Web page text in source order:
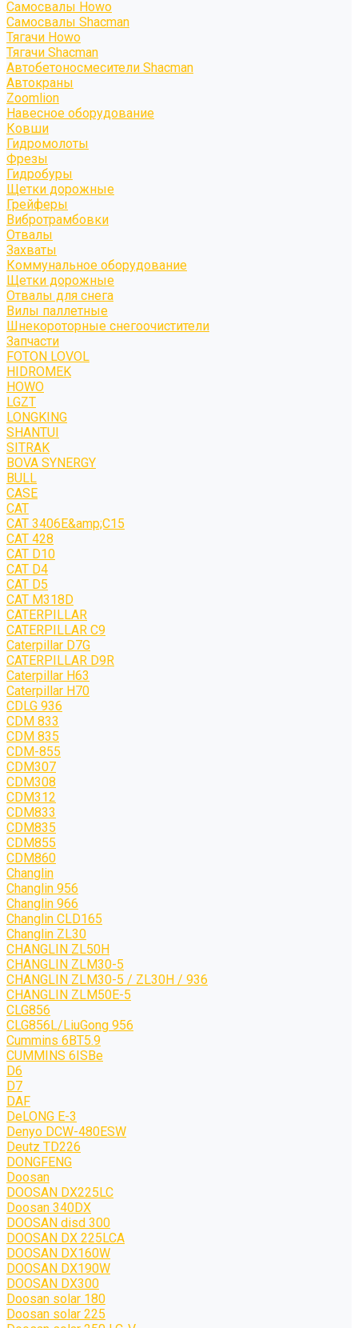
Самосвалы Howo
Самосвалы Shacman
Тягачи Howo
Тягачи Shacman
Автобетоносмесители Shacman
Автокраны
Zoomlion
Навесное оборудование
Ковши
Гидромолоты
Фрезы
Гидробуры
Щетки дорожные
Грейферы
Вибротрамбовки
Отвалы
Захваты
Коммунальное оборудование
Щетки дорожные
Отвалы для снега
Вилы паллетные
Шнекороторные снегоочистители
Запчасти
FOTON LOVOL
HIDROMEK
HOWO
LGZT
LONGKING
SHANTUI
SITRAK
BOVA SYNERGY
BULL
CASE
CAT
CAT 3406E&amp;C15
CAT 428
CAT D10
CAT D4
CAT D5
CAT M318D
CATERPILLAR
CATERPILLAR C9
Caterpillar D7G
CATERPILLAR D9R
Caterpillar H63
Caterpillar H70
CDLG 936
CDM 833
CDM 835
CDM-855
CDM307
CDM308
CDM312
CDM833
CDM835
CDM855
CDM860
Changlin
Changlin 956
Changlin 966
Changlin CLD165
Changlin ZL30
CHANGLIN ZL50H
CHANGLIN ZLM30-5
CHANGLIN ZLM30-5 / ZL30H / 936
CHANGLIN ZLM50E-5
CLG856
CLG856L/LiuGong 956
Cummins 6BT5.9
CUMMINS 6ISBe
D6
D7
DAF
DeLONG Е-3
Denyo DCW-480ESW
Deutz TD226
DONGFENG
Doosan
DOOSAN DX225LC
Doosan 340DX
DOOSAN disd 300
DOOSAN DX 225LCA
DOOSAN DX160W
DOOSAN DX190W
DOOSAN DX300
Doosan solar 180
Doosan solar 225